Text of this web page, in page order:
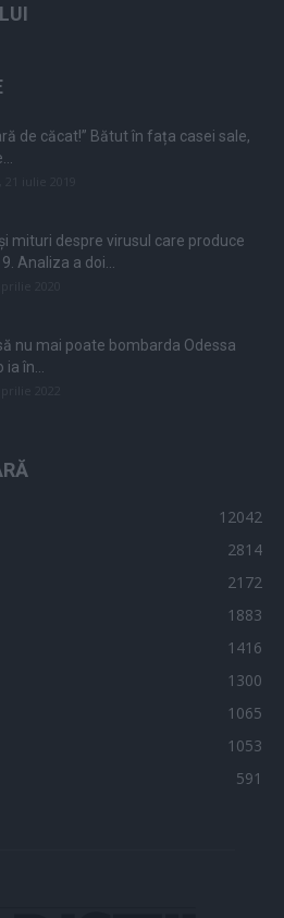
de căcat!” Bătut în fața casei sale,
mituri despre virusul care produce
Analiza a doi...
nu mai poate bombarda Odessa
în...
12042
2814
2172
1883
1416
1300
1065
1053
591